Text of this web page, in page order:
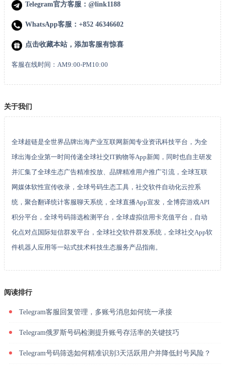
Telegram官方客服：@link1188
WhatsApp客服：+852 46346602
点击收藏本站，添加客服有惊喜
客服在线时间：AM9:00-PM10:00
关于我们
全球超链是全世界品牌出海产业互联网新闻专业资讯科技平台，为全
球出海企业第一时间传递全球社交IT购物等App新闻，同时也自主研发
并汇集了全球生态广告精准投放、品牌精准用户推广引流，全球互联
网媒体软性宣传收录，全球号码生态工具，社交软件自动化云控系
统，聚合翻译统计客服聊天系统，全球直播App宣发，全博弈游戏API
积分平台，全球号码筛选检测平台，全球虚拟信用卡充值平台，自动
化点对点国际短信群发平台，全球社交软件群发系统，全球社交App软
件机器人应用等一站式技术科技生态服务产品指南。
阅读排行
Telegram客服回复管理，多账号消息如何统一承接
Telegram俄罗斯号码检测提升账号存活率的关键技巧
Telegram号码筛选如何精准识别3天活跃用户并降低封号风险？